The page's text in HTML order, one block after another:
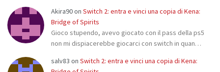
Akira90on Switch 2: entra e vinci una copia di Kena:
Bridge of Spirits
Gioco stupendo, avevo giocato con il pass della ps5
non mi dispiacerebbe giocarci con switch in quan…
salv83 on Switch 2: entra e vinci una copia di Kena: